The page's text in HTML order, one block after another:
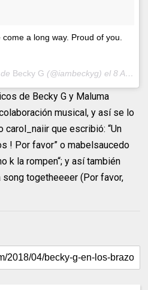
a long way. Proud of you.
Becky G (@iambeckyg) el8 Abr, 2018 a las 10:44 PDT
de Becky G y Maluma
musical, y así se lo
que escribió: “Un
! Por favor” o mabelsaucedo
k la rompen“; y así también
togetheeeer (Por favor,